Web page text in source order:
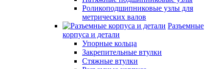
Роликоподшипниковые узлы для
метрических валов
Разъемные
корпуса и детали
Упорные кольца
Закрепительные втулки
Стяжные втулки